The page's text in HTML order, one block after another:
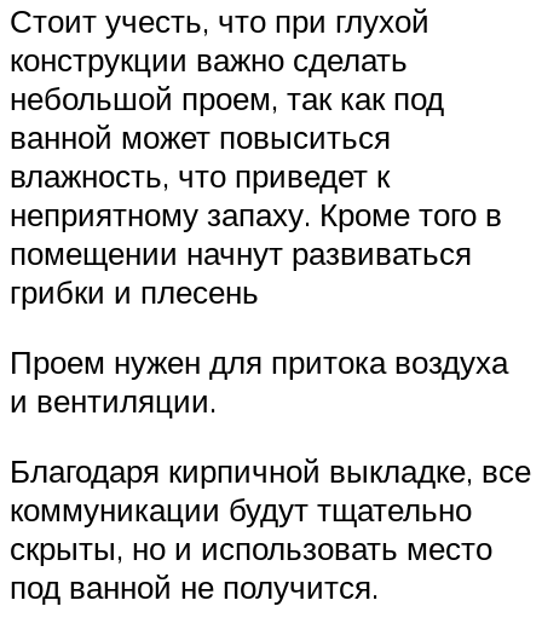
Стоит учесть, что при глухой
конструкции важно сделать
небольшой проем, так как под
ванной может повыситься
влажность, что приведет к
неприятному запаху. Кроме того в
помещении начнут развиваться
грибки и плесень
Проем нужен для притока воздуха
и вентиляции.
Благодаря кирпичной выкладке, все
коммуникации будут тщательно
скрыты, но и использовать место
под ванной не получится.